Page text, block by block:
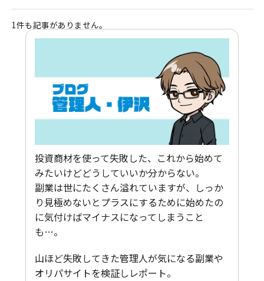
1件も記事がありません。
投資商材を使って失敗した、これから始めて
みたいけどどうしていいか分からない。
副業は世にたくさん溢れていますが、しっか
り見極めないとプラスにするために始めたの
に気付けばマイナスになってしまうこと
も…。
山ほど失敗してきた管理人が気になる副業や
オリパサイトを検証しレポート。